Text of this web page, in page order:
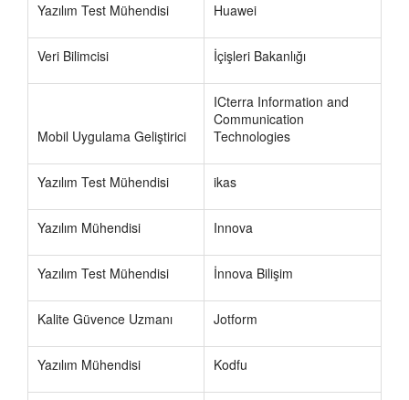
Yazılım Test Mühendisi Huawei
Veri Bilimcisi İçişleri Bakanlığı
Mobil Uygulama Geliştirici
ICterra Information and
Communication
Technologies
Yazılım Test Mühendisi ikas
Yazılım Mühendisi Innova
Yazılım Test Mühendisi İnnova Bilişim
Kalite Güvence Uzmanı Jotform
Yazılım Mühendisi Kodfu